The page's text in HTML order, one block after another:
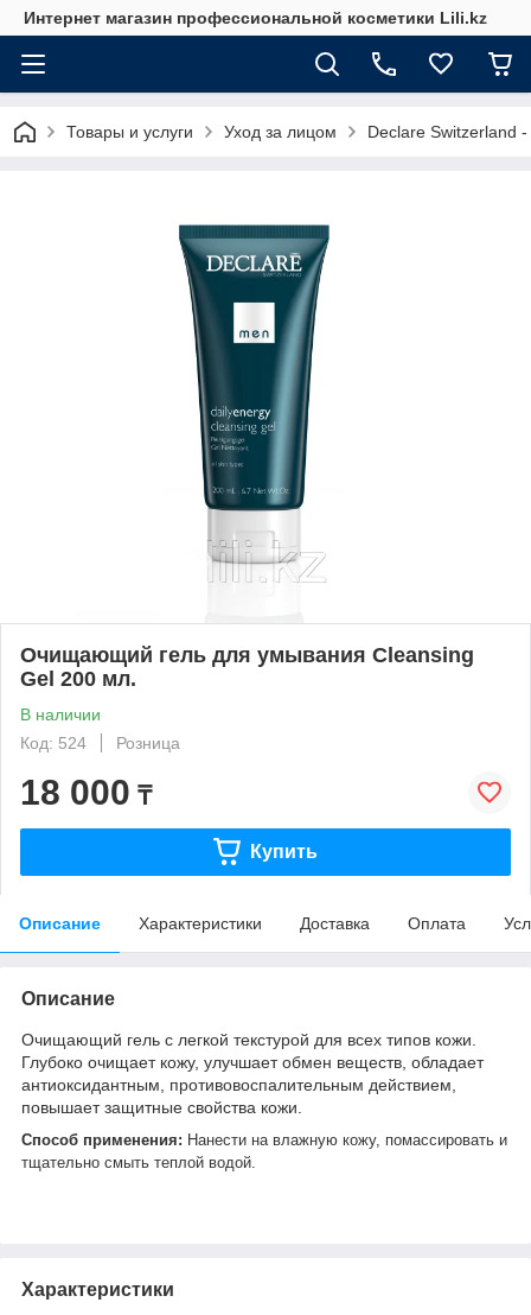
Интернет магазин профессиональной косметики Lili.kz
Товары и услуги Уход за лицом Declare Switzerland
Очищающий гель для умывания Cleansing
Gel 200 мл.
В наличии
Код: 524
Розница
18 000 ₸
Купить
Описание Характеристики Доставка Оплата
Описание
Очищающий гель с легкой текстурой для всех типов кожи.
Глубоко очищает кожу, улучшает обмен веществ, обладает
антиоксидантным, противовоспалительным действием,
повышает защитные свойства кожи.
Способ применения: Нанести на влажную кожу, помассировать и
тщательно смыть теплой водой.
Характеристики